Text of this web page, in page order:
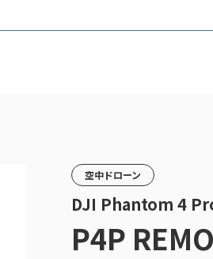
空中ドローン
DJI Phantom 4
P4P